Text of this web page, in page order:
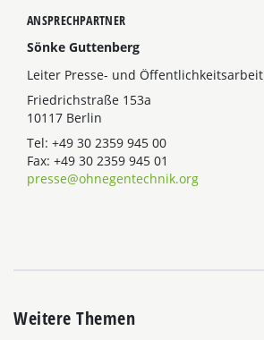
ANSPRECHPARTNER
Sönke Guttenberg
Leiter Presse- und Öffentlichkeitsarbeit
Friedrichstraße 153a
10117 Berlin
Tel: +49 30 2359 945 00
Fax: +49 30 2359 945 01
presse@ohnegentechnik.org
Weitere Themen